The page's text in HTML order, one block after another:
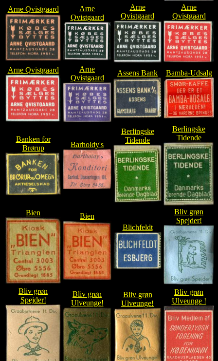
Arne Qvistgaard
Arne
Qvistgaard
Arne
Qvistgaard
Arne
Qvistgaard
Arne Qvistgaard
Arne
Qvistgaard
Assens Bank Bamba-Udsalg
Banken for
Brørup
Barholdy's
Berlingske
Tidende
Berlingske
Tidende
Bien
Bien
Blichfeldt
Bliv grøn
Spejder!
Bliv grøn
Spejder!
Bliv grøn
Ulveunge!
Bliv grøn
Ulveunge!
Bliv grøn
Ulveunge !